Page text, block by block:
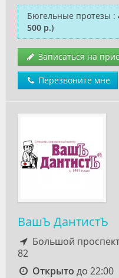
Бюгельные протезы :
500 р.)
Записаться на
Перезвоните мне
ВашЪ ДантистЪ
Большой
82
Открыто до 22:00